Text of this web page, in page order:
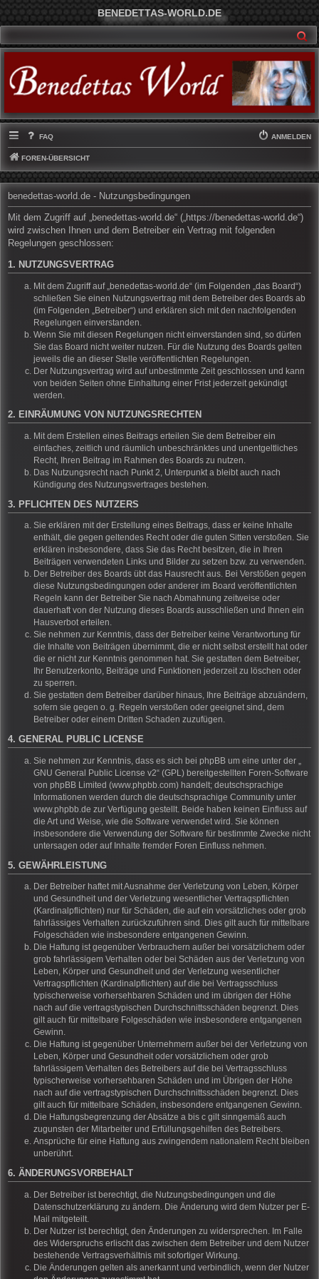
BENEDETTAS-WORLD.DE
FAQ ANMELDEN
FOREN-ÜBERSICHT
benedettas-world.de - Nutzungsbedingungen
Mit dem Zugriff auf „benedettas-world.de“ („https://benedettas-world.de“)
wird zwischen Ihnen und dem Betreiber ein Vertrag mit folgenden
Regelungen geschlossen:
1. NUTZUNGSVERTRAG
Mit dem Zugriff auf „benedettas-world.de“ (im Folgenden „das Board“)
schließen Sie einen Nutzungsvertrag mit dem Betreiber des Boards ab
(im Folgenden „Betreiber“) und erklären sich mit den nachfolgenden
Regelungen einverstanden.
Wenn Sie mit diesen Regelungen nicht einverstanden sind, so dürfen
Sie das Board nicht weiter nutzen. Für die Nutzung des Boards gelten
jeweils die an dieser Stelle veröffentlichten Regelungen.
Der Nutzungsvertrag wird auf unbestimmte Zeit geschlossen und kann
von beiden Seiten ohne Einhaltung einer Frist jederzeit gekündigt
werden.
2. EINRÄUMUNG VON NUTZUNGSRECHTEN
Mit dem Erstellen eines Beitrags erteilen Sie dem Betreiber ein
einfaches, zeitlich und räumlich unbeschränktes und unentgeltliches
Recht, Ihren Beitrag im Rahmen des Boards zu nutzen.
Das Nutzungsrecht nach Punkt 2, Unterpunkt a bleibt auch nach
Kündigung des Nutzungsvertrages bestehen.
3. PFLICHTEN DES NUTZERS
Sie erklären mit der Erstellung eines Beitrags, dass er keine Inhalte
enthält, die gegen geltendes Recht oder die guten Sitten verstoßen. Sie
erklären insbesondere, dass Sie das Recht besitzen, die in Ihren
Beiträgen verwendeten Links und Bilder zu setzen bzw. zu verwenden.
Der Betreiber des Boards übt das Hausrecht aus. Bei Verstößen gegen
diese Nutzungsbedingungen oder anderer im Board veröffentlichten
Regeln kann der Betreiber Sie nach Abmahnung zeitweise oder
dauerhaft von der Nutzung dieses Boards ausschließen und Ihnen ein
Hausverbot erteilen.
Sie nehmen zur Kenntnis, dass der Betreiber keine Verantwortung für
die Inhalte von Beiträgen übernimmt, die er nicht selbst erstellt hat oder
die er nicht zur Kenntnis genommen hat. Sie gestatten dem Betreiber,
Ihr Benutzerkonto, Beiträge und Funktionen jederzeit zu löschen oder
zu sperren.
Sie gestatten dem Betreiber darüber hinaus, Ihre Beiträge abzuändern,
sofern sie gegen o. g. Regeln verstoßen oder geeignet sind, dem
Betreiber oder einem Dritten Schaden zuzufügen.
4. GENERAL PUBLIC LICENSE
Sie nehmen zur Kenntnis, dass es sich bei phpBB um eine unter der „
GNU General Public License v2“ (GPL) bereitgestellten Foren-Software
von phpBB Limited (www.phpbb.com) handelt; deutschsprachige
Informationen werden durch die deutschsprachige Community unter
www.phpbb.de zur Verfügung gestellt. Beide haben keinen Einfluss auf
die Art und Weise, wie die Software verwendet wird. Sie können
insbesondere die Verwendung der Software für bestimmte Zwecke nicht
untersagen oder auf Inhalte fremder Foren Einfluss nehmen.
5. GEWÄHRLEISTUNG
Der Betreiber haftet mit Ausnahme der Verletzung von Leben, Körper
und Gesundheit und der Verletzung wesentlicher Vertragspflichten
(Kardinalpflichten) nur für Schäden, die auf ein vorsätzliches oder grob
fahrlässiges Verhalten zurückzuführen sind. Dies gilt auch für mittelbare
Folgeschäden wie insbesondere entgangenen Gewinn.
Die Haftung ist gegenüber Verbrauchern außer bei vorsätzlichem oder
grob fahrlässigem Verhalten oder bei Schäden aus der Verletzung von
Leben, Körper und Gesundheit und der Verletzung wesentlicher
Vertragspflichten (Kardinalpflichten) auf die bei Vertragsschluss
typischerweise vorhersehbaren Schäden und im übrigen der Höhe
nach auf die vertragstypischen Durchschnittsschäden begrenzt. Dies
gilt auch für mittelbare Folgeschäden wie insbesondere entgangenen
Gewinn.
Die Haftung ist gegenüber Unternehmern außer bei der Verletzung von
Leben, Körper und Gesundheit oder vorsätzlichem oder grob
fahrlässigem Verhalten des Betreibers auf die bei Vertragsschluss
typischerweise vorhersehbaren Schäden und im Übrigen der Höhe
nach auf die vertragstypischen Durchschnittsschäden begrenzt. Dies
gilt auch für mittelbare Schäden, insbesondere entgangenen Gewinn.
Die Haftungsbegrenzung der Absätze a bis c gilt sinngemäß auch
zugunsten der Mitarbeiter und Erfüllungsgehilfen des Betreibers.
Ansprüche für eine Haftung aus zwingendem nationalem Recht bleiben
unberührt.
6. ÄNDERUNGSVORBEHALT
Der Betreiber ist berechtigt, die Nutzungsbedingungen und die
Datenschutzerklärung zu ändern. Die Änderung wird dem Nutzer per E-
Mail mitgeteilt.
Der Nutzer ist berechtigt, den Änderungen zu widersprechen. Im Falle
des Widerspruchs erlischt das zwischen dem Betreiber und dem Nutzer
bestehende Vertragsverhältnis mit sofortiger Wirkung.
Die Änderungen gelten als anerkannt und verbindlich, wenn der Nutzer